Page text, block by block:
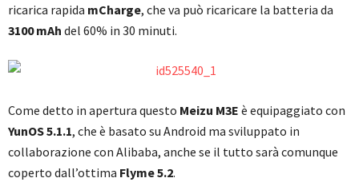
ricarica rapida mCharge, che va può ricaricare la batteria da
3100 mAh del 60% in 30 minuti.
Come detto in apertura questo Meizu M3E è equipaggiato con
YunOS 5.1.1, che è basato su Android ma sviluppato in
collaborazione con Alibaba, anche se il tutto sarà comunque
coperto dall’ottima Flyme 5.2.